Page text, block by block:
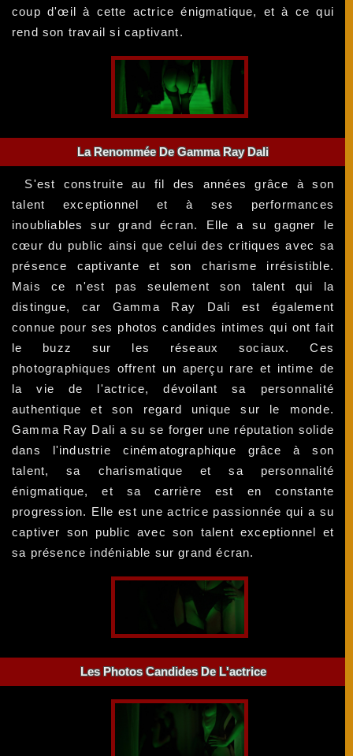
coup d'œil à cette actrice énigmatique, et à ce qui
rend son travail si captivant.
La Renommée De Gamma Ray Dali
S'est construite au fil des années grâce à son
talent exceptionnel et à ses performances
inoubliables sur grand écran. Elle a su gagner le
cœur du public ainsi que celui des critiques avec sa
présence captivante et son charisme irrésistible.
Mais ce n'est pas seulement son talent qui la
distingue, car Gamma Ray Dali est également
connue pour ses photos candides intimes qui ont fait
le buzz sur les réseaux sociaux. Ces
photographiques offrent un aperçu rare et intime de
la vie de l'actrice, dévoilant sa personnalité
authentique et son regard unique sur le monde.
Gamma Ray Dali a su se forger une réputation solide
dans l'industrie cinématographique grâce à son
talent, sa charismatique et sa personnalité
énigmatique, et sa carrière est en constante
progression. Elle est une actrice passionnée qui a su
captiver son public avec son talent exceptionnel et
sa présence indéniable sur grand écran.
Les Photos Candides De L'actrice